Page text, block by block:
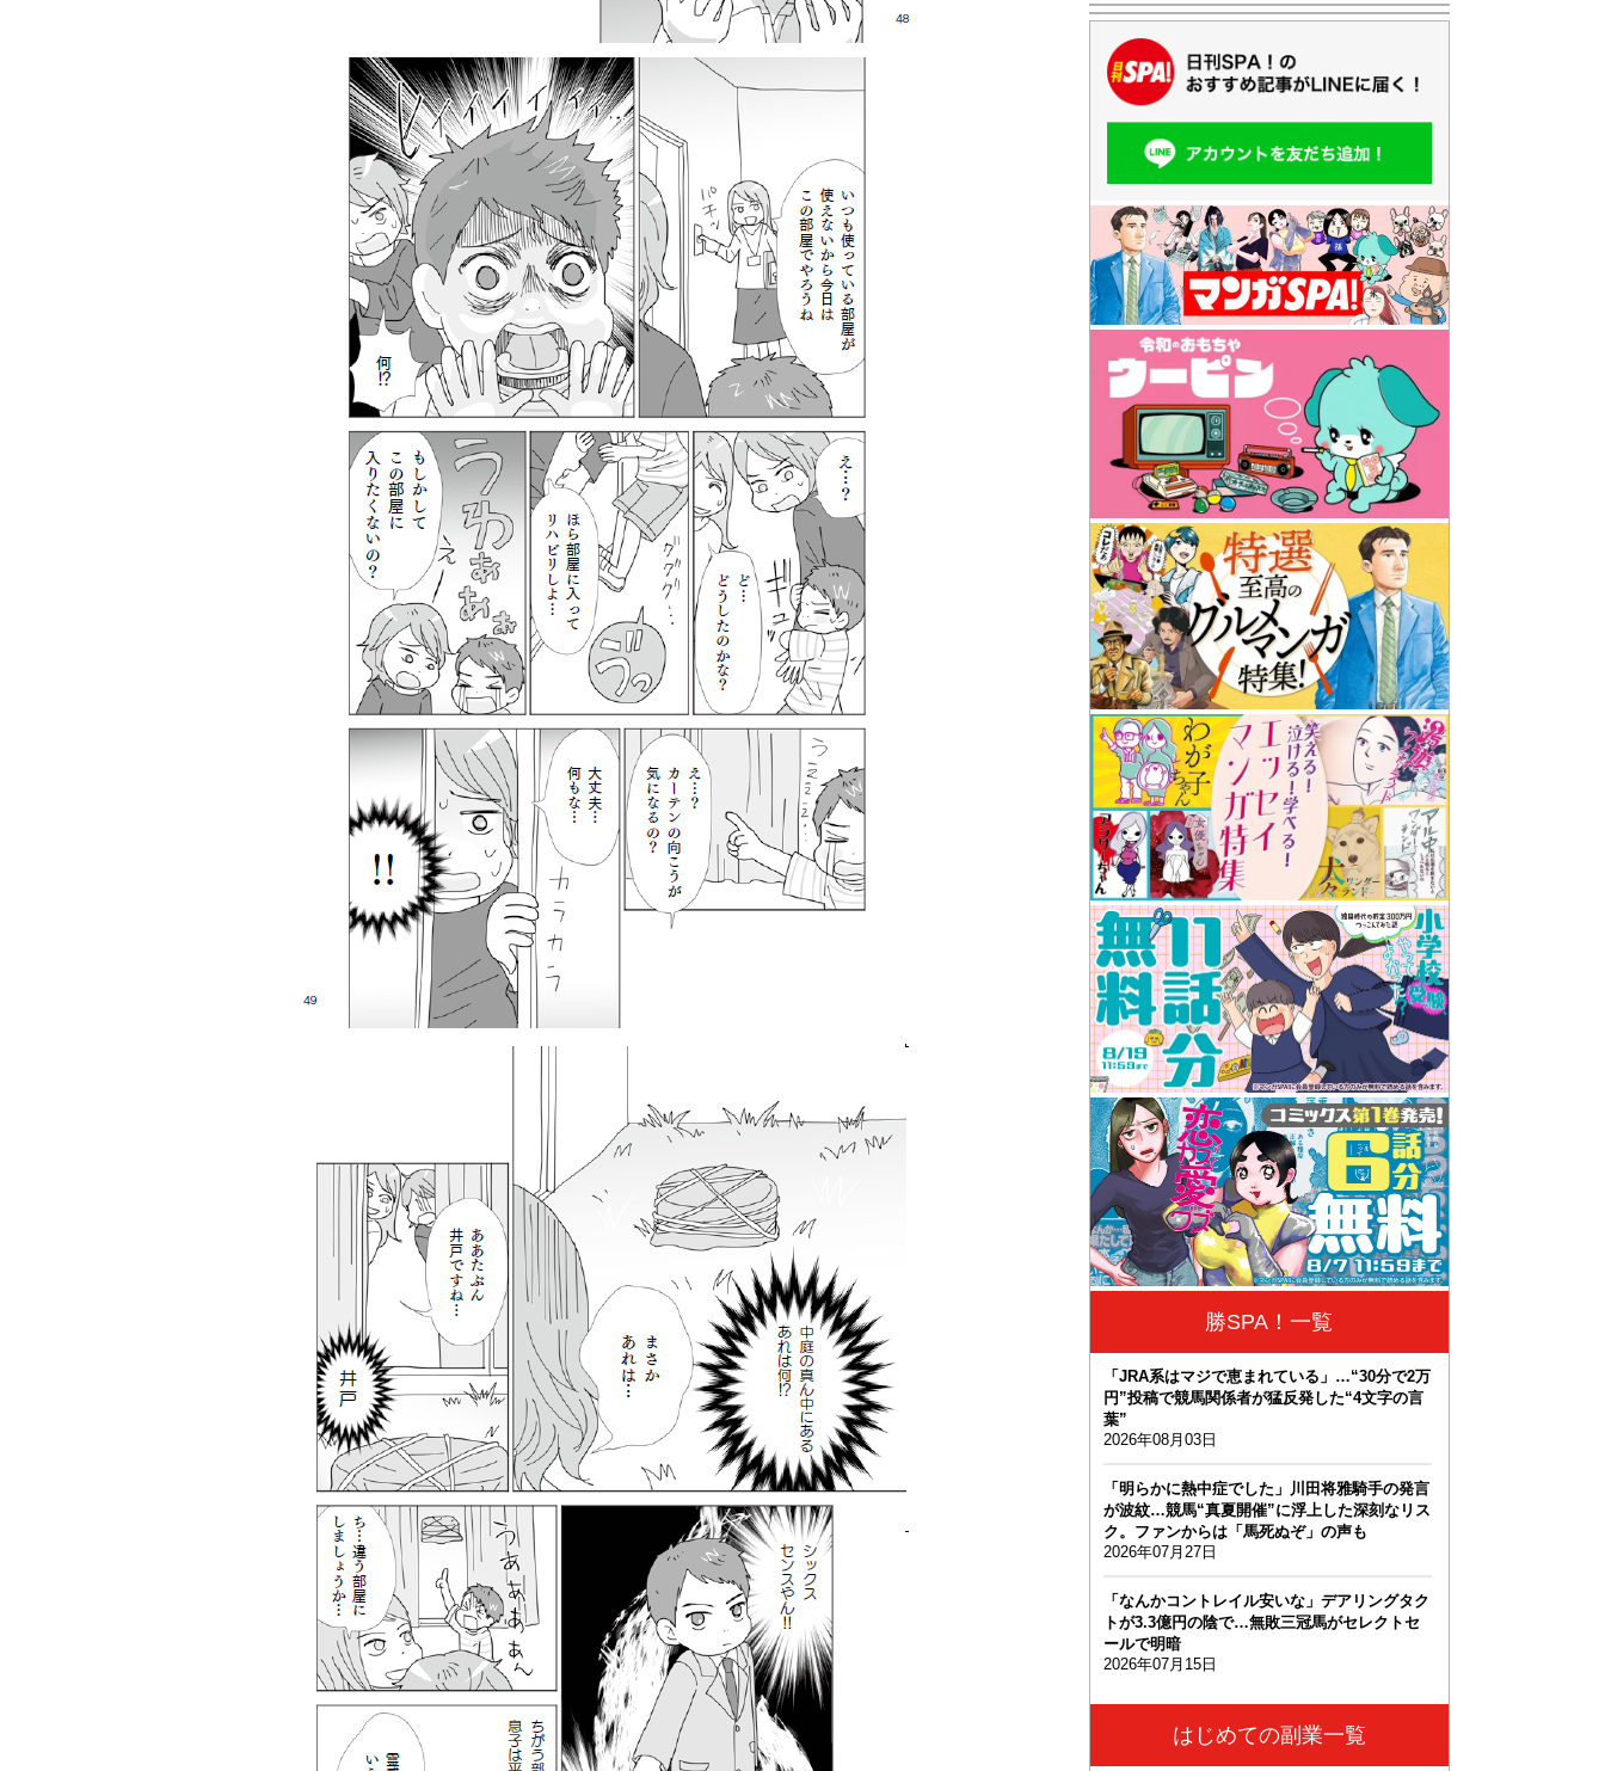
勝SPA！一覧
「JRA系はマジで恵まれている」…“30分で2万
円”投稿で競馬関係者が猛反発した“4文字の言
葉”
2026年08月03日
「明らかに熱中症でした」川田将雅騎手の発言
が波紋…競馬“真夏開催”に浮上した深刻なリス
ク。ファンからは「馬死ぬぞ」の声も
2026年07月27日
「なんかコントレイル安いな」デアリングタク
トが3.3億円の陰で…無敗三冠馬がセレクトセ
ールで明暗
2026年07月15日
はじめての副業一覧